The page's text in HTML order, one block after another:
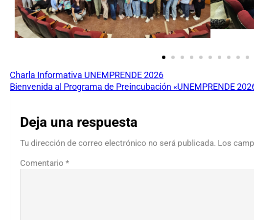
Charla Informativa UNEMPRENDE 2026
Bienvenida al Programa de Preincubación «UNEMPRENDE
Deja una respuesta
Tu dirección de correo electrónico no será publicada. Los
Comentario *